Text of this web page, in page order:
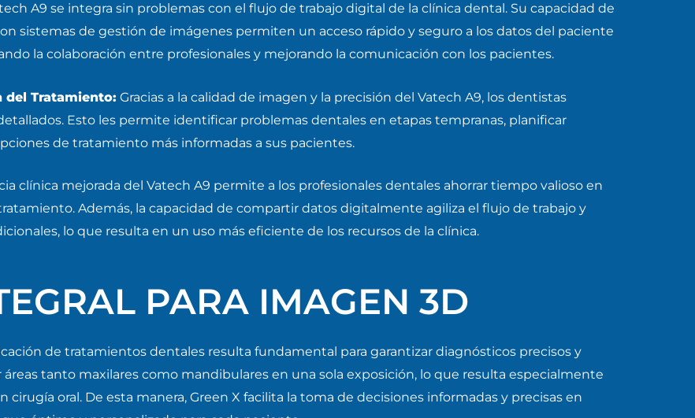
A9 se integra sin problemas con el flujo de trabajo digital de la clínica dental. Su capacidad de
sistemas de gestión de imágenes permiten un acceso rápido y seguro a los datos del paciente
la colaboración entre profesionales y mejorando la comunicación con los pacientes.
del Tratamiento: Gracias a la calidad de imagen y la precisión del Vatech A9, los dentistas
Esto les permite identificar problemas dentales en etapas tempranas, planificar
de tratamiento más informadas a sus pacientes.
clínica mejorada del Vatech A9 permite a los profesionales dentales ahorrar tiempo valioso en
Además, la capacidad de compartir datos digitalmente agiliza el flujo de trabajo y
lo que resulta en un uso más eficiente de los recursos de la clínica.
PARA IMAGEN 3D
de tratamientos dentales resulta fundamental para garantizar diagnósticos precisos y
tanto maxilares como mandibulares en una sola exposición, lo que resulta especialmente
oral. De esta manera, Green X facilita la toma de decisiones informadas y precisas en